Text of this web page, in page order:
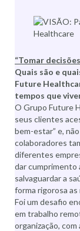
“Tomar
Quais são e
Future
tempos que
O Grupo Future
seus clientes
bem-estar” e,
colaboradores
diferentes
dar cumprimento
salvaguardar a
forma rigorosa
Foi um desafio
em trabalho
organização,